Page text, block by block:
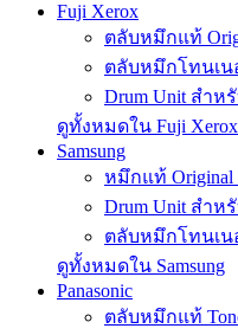
Fuji Xerox
ตลับหมึกแท้
ตลับหมึกโทนเน
Drum Unit สำห
ดูทั้งหมดใน Fuji Xerox
Samsung
หมึกแท้ Original
Drum Unit สำหรั
ตลับหมึกโทนเนอ
ดูทั้งหมดใน Samsung
Panasonic
ตลับหมึกแท้